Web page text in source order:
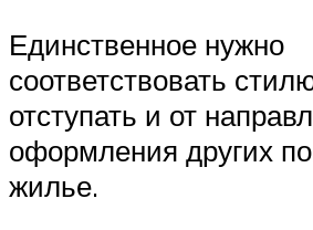
Единственное нужно
соответствовать
отступать и от
оформления других
жилье.